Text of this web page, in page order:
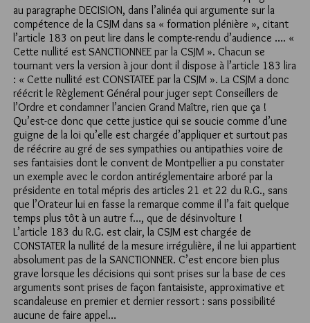
au paragraphe DECISION, dans l’alinéa qui argumente sur la
compétence de la CSJM dans sa « formation plénière », citant
l’article 183 on peut lire dans le compte-rendu d’audience …. «
Cette nullité est SANCTIONNEE par la CSJM ». Chacun se
tournant vers la version à jour dont il dispose à l’article 183 lira
: « Cette nullité est CONSTATEE par la CSJM ». La CSJM a donc
réécrit le Règlement Général pour juger sept Conseillers de
l’Ordre et condamner l’ancien Grand Maître, rien que ça !
Qu’est-ce donc que cette justice qui se soucie comme d’une
guigne de la loi qu’elle est chargée d’appliquer et surtout pas
de réécrire au gré de ses sympathies ou antipathies voire de
ses fantaisies dont le convent de Montpellier a pu constater
un exemple avec le cordon antiréglementaire arboré par la
présidente en total mépris des articles 21 et 22 du R.G., sans
que l’Orateur lui en fasse la remarque comme il l’a fait quelque
temps plus tôt à un autre f…, que de désinvolture !
L’article 183 du R.G. est clair, la CSJM est chargée de
CONSTATER la nullité de la mesure irrégulière, il ne lui appartient
absolument pas de la SANCTIONNER. C’est encore bien plus
grave lorsque les décisions qui sont prises sur la base de ces
arguments sont prises de façon fantaisiste, approximative et
scandaleuse en premier et dernier ressort : sans possibilité
aucune de faire appel…